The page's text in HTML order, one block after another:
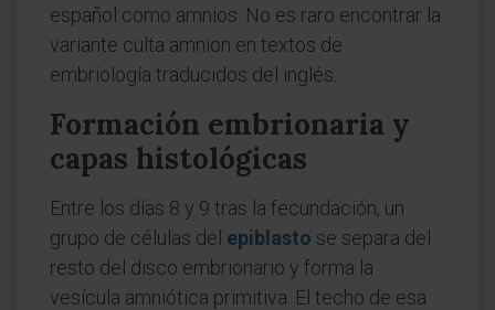
español como amnios. No es raro encontrar la
variante culta amnion en textos de
embriología traducidos del inglés.
Formación embrionaria y
capas histológicas
Entre los días 8 y 9 tras la fecundación, un
grupo de células del epiblasto se separa del
resto del disco embrionario y forma la
vesícula amniótica primitiva. El techo de esa